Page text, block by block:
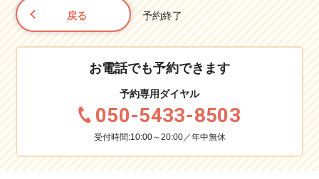
戻る 予約終了
お電話でも予約できます
予約専用ダイヤル
050-5433-8503
受付時間:10:00～20:00／年中無休